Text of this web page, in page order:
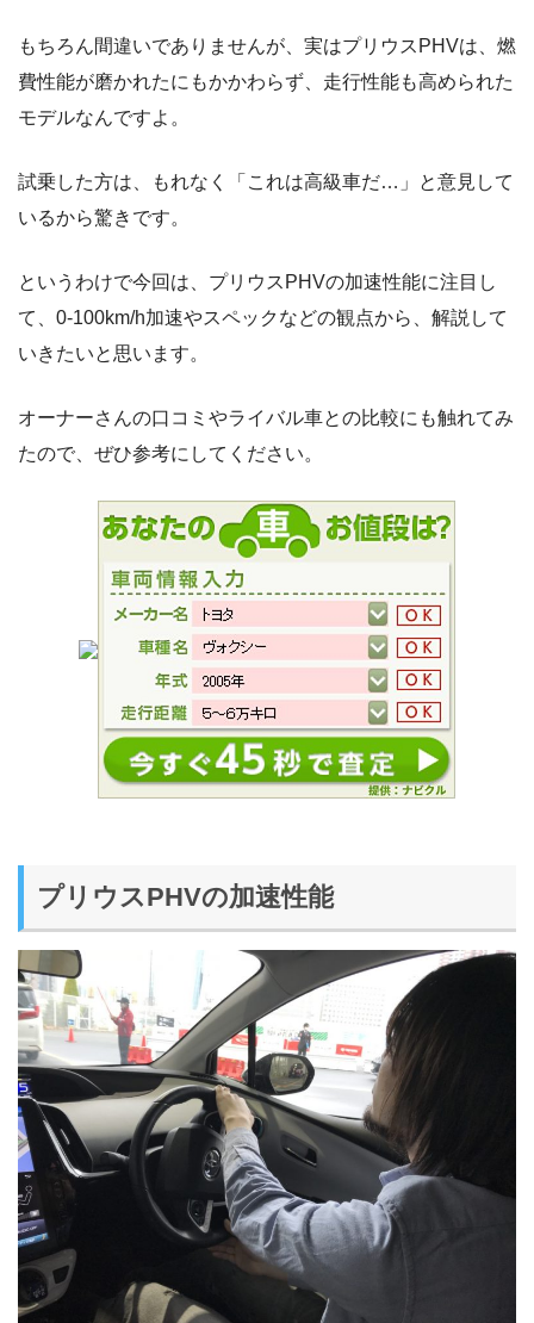
もちろん間違いでありませんが、実はプリウスPHVは、燃
費性能が磨かれたにもかかわらず、走行性能も高められた
モデルなんですよ。
試乗した方は、もれなく「これは高級車だ…」と意見して
いるから驚きです。
というわけで今回は、プリウスPHVの加速性能に注目し
て、0-100km/h加速やスペックなどの観点から、解説して
いきたいと思います。
オーナーさんの口コミやライバル車との比較にも触れてみ
たので、ぜひ参考にしてください。
プリウスPHVの加速性能